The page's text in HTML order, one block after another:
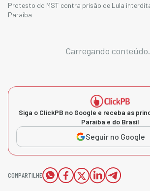
Protesto do MST contra prisão de Lula
Paraíba
Carregando
Siga o ClickPB no Google e receba as
Paraíba e do Brasil
Seguir no Google
COMPARTILHE